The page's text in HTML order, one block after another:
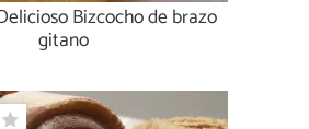
Bizcocho de brazo
gitano